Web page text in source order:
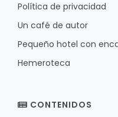
Política de privacidad
Un café de autor
Pequeño hotel con
Hemeroteca
CONTENIDOS